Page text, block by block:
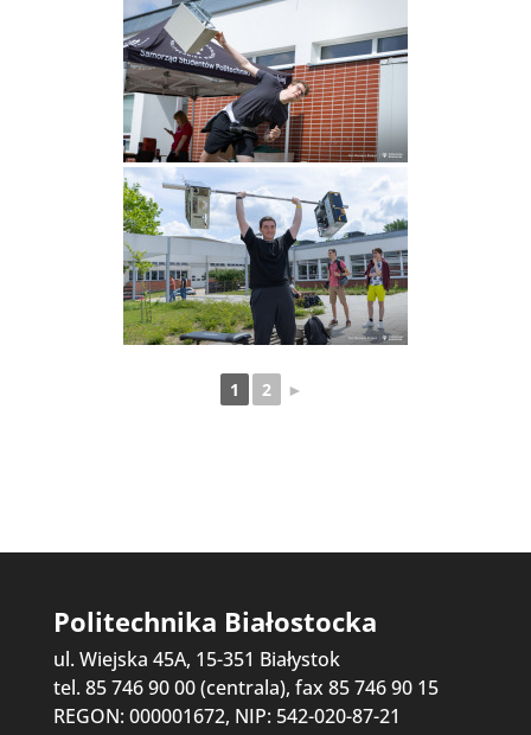
1 2 ►
Politechnika Białostocka
ul. Wiejska 45A, 15-351 Białystok
tel. 85 746 90 00 (centrala), fax 85 746 90 15
REGON: 000001672, NIP: 542-020-87-21